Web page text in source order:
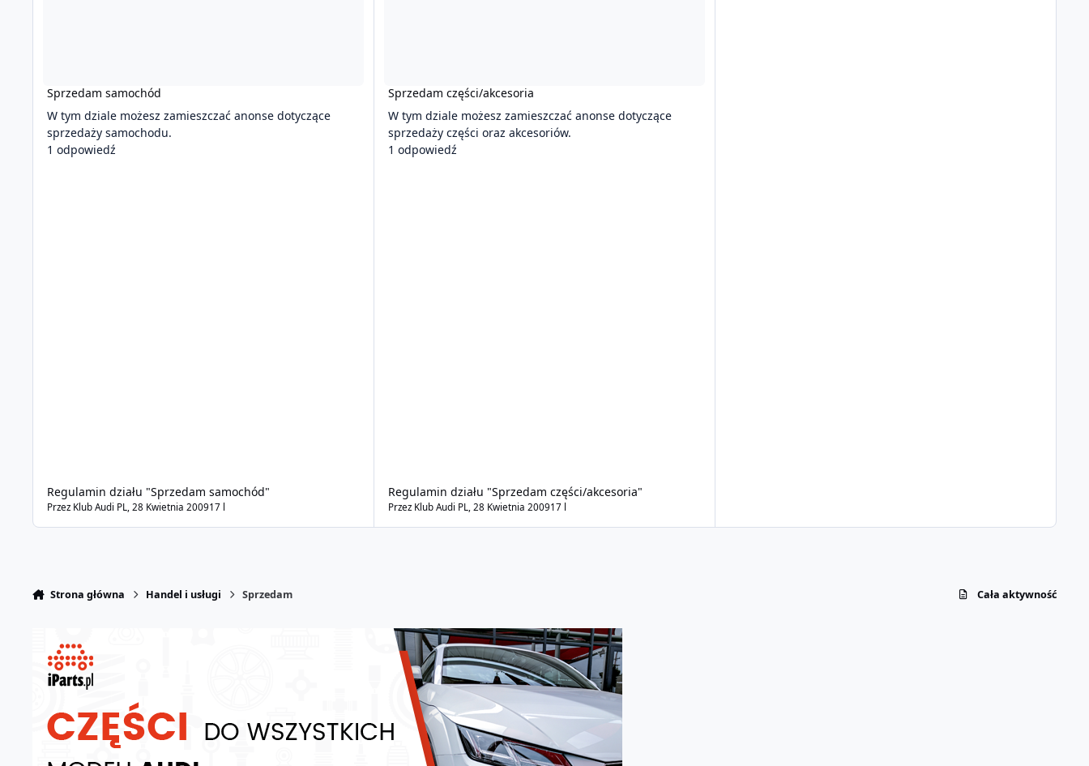
Sprzedam samochód
W tym dziale możesz zamieszczać anonse dotyczące
sprzedaży samochodu.
1 odpowiedź
Regulamin działu "Sprzedam samochód"
Przez Klub Audi PL 28 Kwietnia 200917 l
Sprzedam części/akcesoria
W tym dziale możesz zamieszczać anonse dotyczące
sprzedaży części oraz akcesoriów.
1 odpowiedź
Regulamin działu "Sprzedam części/akcesoria"
Przez Klub Audi PL 28 Kwietnia 200917 l
Strona główna Handel i usługi Sprzedam Cała aktywność